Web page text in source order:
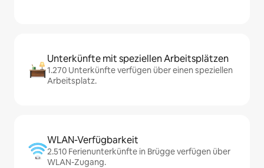
Unterkünfte mit speziellen Arbeitsplätzen
1.270 Unterkünfte verfügen über einen speziellen
Arbeitsplatz.
WLAN-Verfügbarkeit
2.510 Ferienunterkünfte in Brügge verfügen über
WLAN-Zugang.